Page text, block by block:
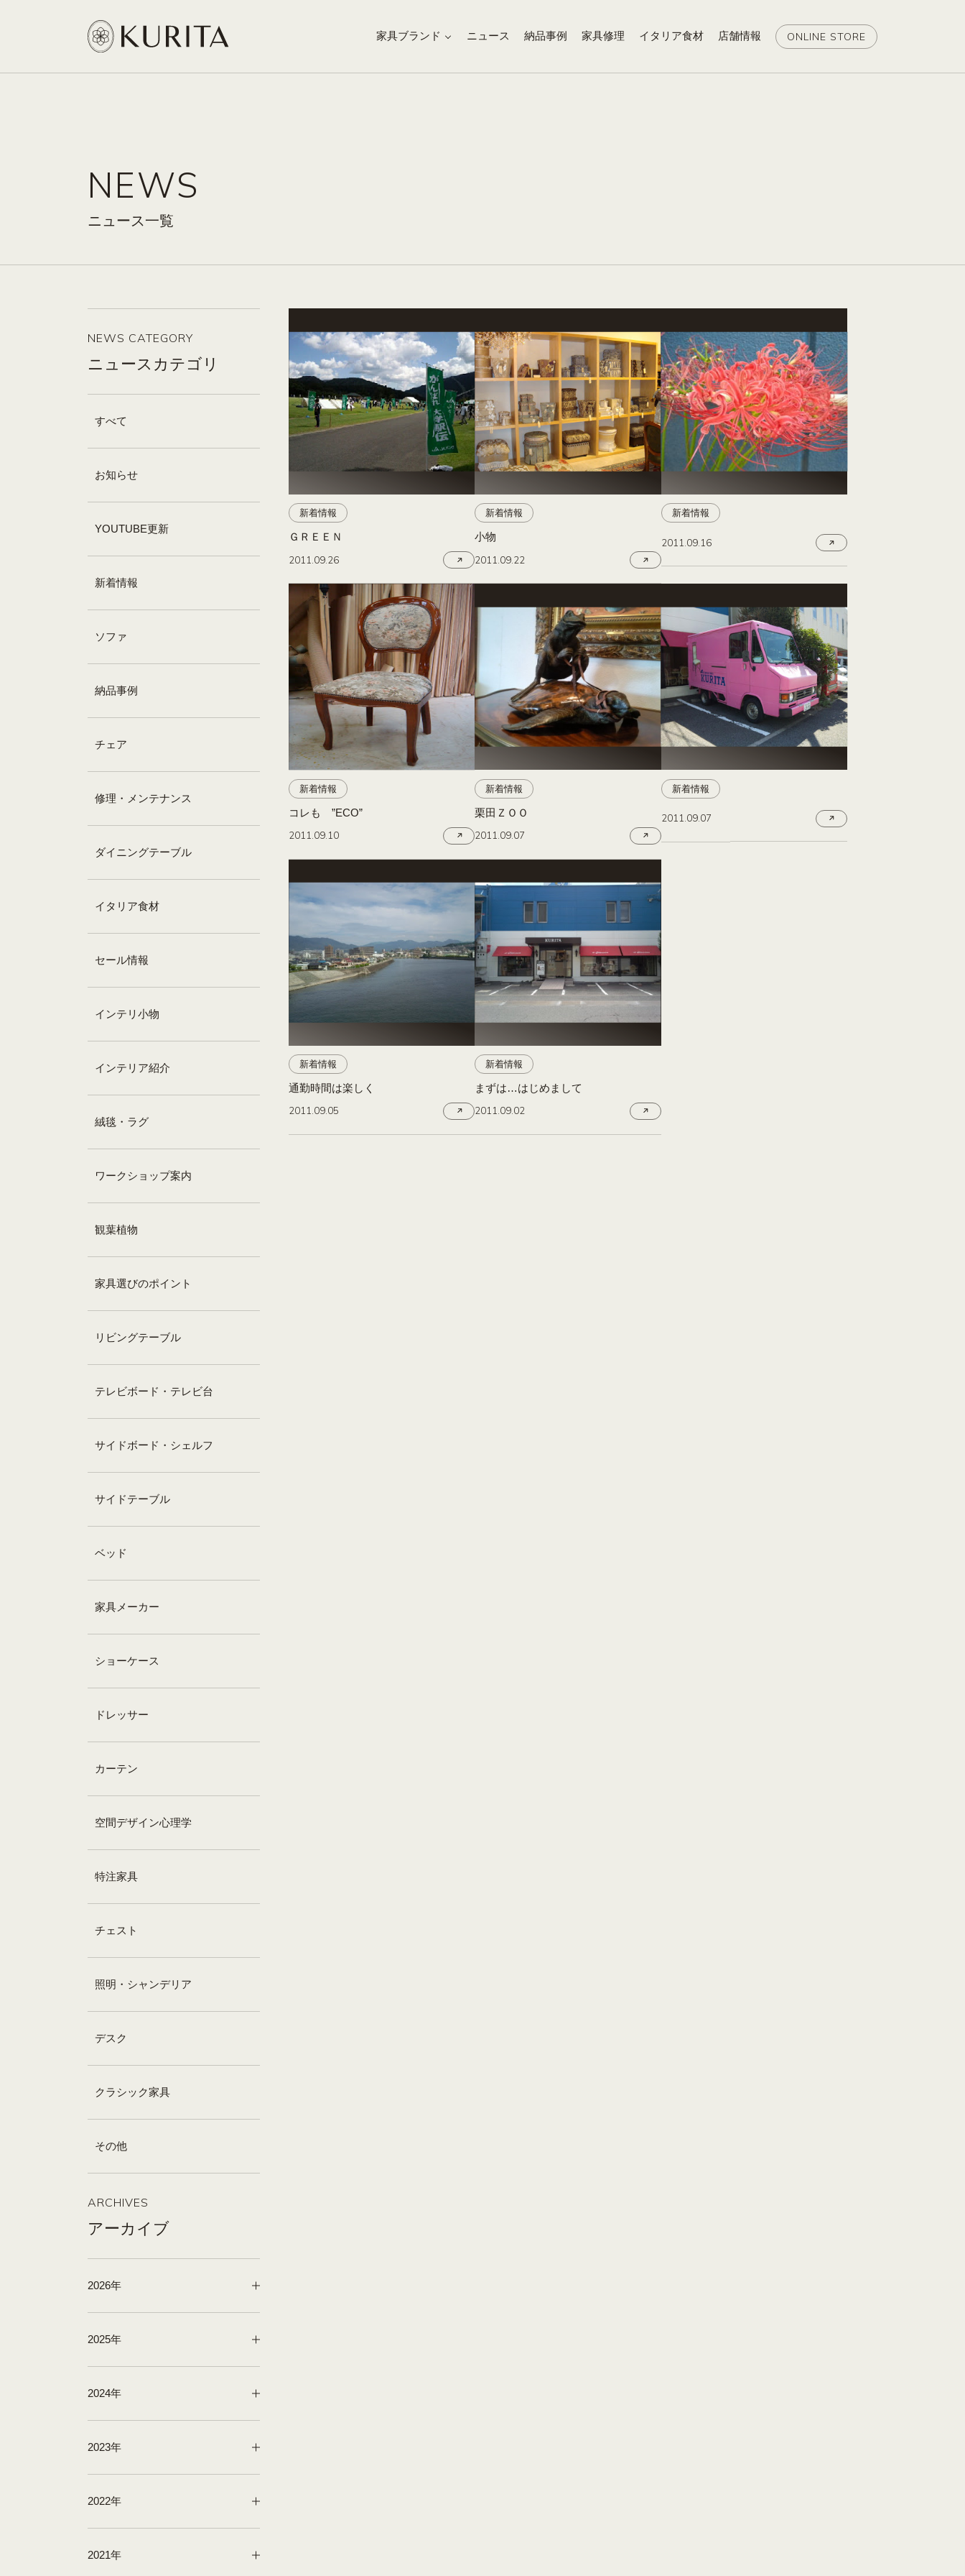
家具ブランド ニュース 納品事例 家具修理 イタリア食材 店舗情報 ONLINE STORE
NEWS
ニュース一覧
NEWS CATEGORY
ニュースカテゴリ
すべて
お知らせ
YOUTUBE更新
新着情報
ソファ
納品事例
チェア
修理・メンテナンス
ダイニングテーブル
イタリア食材
セール情報
インテリ小物
インテリア紹介
絨毯・ラグ
ワークショップ案内
観葉植物
家具選びのポイント
リビングテーブル
テレビボード・テレビ台
サイドボード・シェルフ
サイドテーブル
ベッド
家具メーカー
ショーケース
ドレッサー
カーテン
空間デザイン心理学
特注家具
チェスト
照明・シャンデリア
デスク
クラシック家具
その他
ARCHIVES
アーカイブ
2026年
2025年
2024年
2023年
2022年
2021年
新着情報
ＧＲＥＥＮ
2011.09.26
新着情報
小物
2011.09.22
新着情報
2011.09.16
新着情報
コレも ”ECO”
2011.09.10
新着情報
栗田ＺＯＯ
2011.09.07
新着情報
2011.09.07
新着情報
通勤時間は楽しく
2011.09.05
新着情報
まずは…はじめまして
2011.09.02